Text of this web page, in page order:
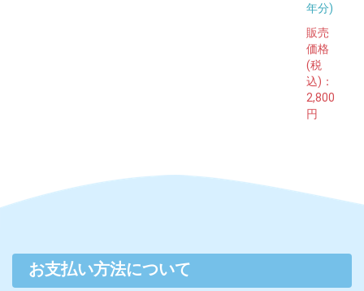
年分)
販売
価格
(税
込)：
2,800
円
お支払い方法について